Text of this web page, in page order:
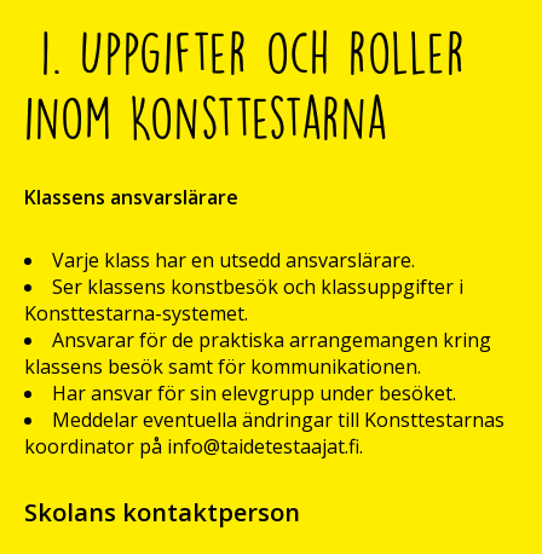
1. Uppgifter och roller
inom Konsttestarna
Klassens ansvarslärare
Varje klass har en utsedd ansvarslärare.
Ser klassens konstbesök och klassuppgifter i
Konsttestarna-systemet.
Ansvarar för de praktiska arrangemangen kring
klassens besök samt för kommunikationen.
Har ansvar för sin elevgrupp under besöket.
Meddelar eventuella ändringar till Konsttestarnas
koordinator på info@taidetestaajat.fi.
Skolans kontaktperson